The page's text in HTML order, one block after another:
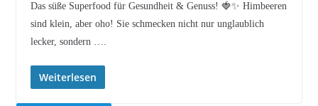
Das süße Superfood für Gesundheit & Genuss! 🍓✨ Himbeeren
sind klein, aber oho! Sie schmecken nicht nur unglaublich
lecker, sondern ….
Weiterlesen